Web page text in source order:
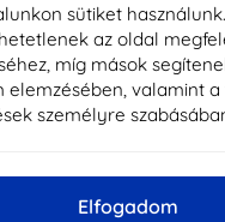
sütiket
az oldal
míg mások
elemzésében, valamint
személyre
Elfogadom
védőfólia
Idea Tab 11''